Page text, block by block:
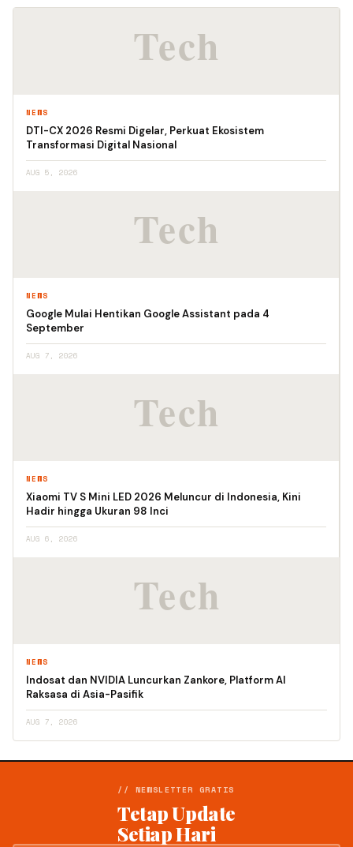
NEWS
DTI-CX 2026 Resmi Digelar, Perkuat Ekosistem
Transformasi Digital Nasional
AUG 5, 2026
NEWS
Google Mulai Hentikan Google Assistant pada 4
September
AUG 7, 2026
NEWS
Xiaomi TV S Mini LED 2026 Meluncur di Indonesia, Kini
Hadir hingga Ukuran 98 Inci
AUG 6, 2026
NEWS
Indosat dan NVIDIA Luncurkan Zankore, Platform AI
Raksasa di Asia-Pasifik
AUG 7, 2026
// NEWSLETTER GRATIS
Tetap Update
Setiap Hari